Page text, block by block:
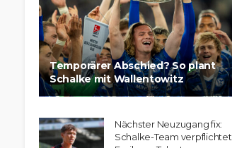
Temporärer Abschied? So plant
Schalke mit Wallentowitz
Nächster Neuzugang fix:
Schalke-Team verpflichtet